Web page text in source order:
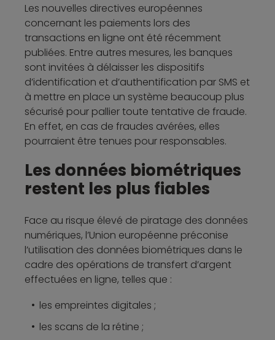
Les nouvelles directives européennes
concernant les paiements lors des
transactions en ligne ont été récemment
publiées. Entre autres mesures, les banques
sont invitées à délaisser les dispositifs
d’identification et d’authentification par SMS et
à mettre en place un système beaucoup plus
sécurisé pour pallier toute tentative de fraude.
En effet, en cas de fraudes avérées, elles
pourraient être tenues pour responsables.
Les données biométriques
restent les plus fiables
Face au risque élevé de piratage des données
numériques, l’Union européenne préconise
l’utilisation des données biométriques dans le
cadre des opérations de transfert d’argent
effectuées en ligne, telles que :
les empreintes digitales ;
les scans de la rétine ;